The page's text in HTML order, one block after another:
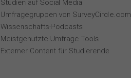
Studien auf Social Media
Umfragegruppen von SurveyCircle.com
Wissenschafts-Podcasts
Meistgenutzte Umfrage-Tools
Externer Content für Studierende